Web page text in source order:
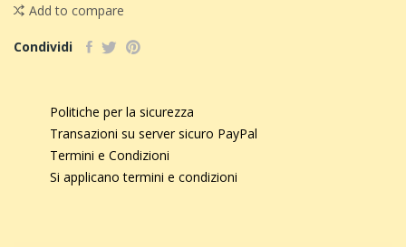
Add to compare
Condividi
Politiche per la sicurezza
Transazioni su server sicuro PayPal
Termini e Condizioni
Si applicano termini e condizioni